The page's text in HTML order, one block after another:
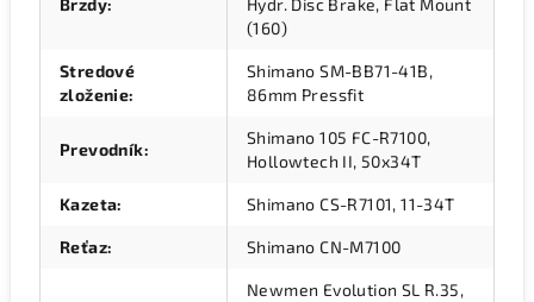
Brzdy:
Hydr. Disc Brake, Flat Mount
(160)
Stredové
zloženie:
Shimano SM-BB71-41B,
86mm Pressfit
Prevodník:
Shimano 105 FC-R7100,
Hollowtech II, 50x34T
Kazeta: Shimano CS-R7101, 11-34T
Reťaz: Shimano CN-M7100
Newmen Evolution SL R.35,